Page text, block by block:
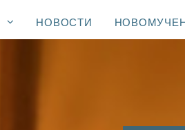
НОВОСТИ